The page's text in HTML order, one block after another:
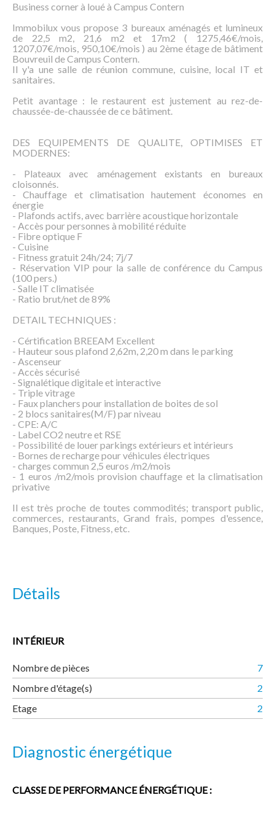
Business corner à loué à Campus Contern
Immobilux vous propose 3 bureaux aménagés et lumineux
de 22,5 m2, 21,6 m2 et 17m2 ( 1275,46€/mois,
1207,07€/mois, 950,10€/mois ) au 2ème étage de bâtiment
Bouvreuil de Campus Contern.
Il y'a une salle de réunion commune, cuisine, local IT et
sanitaires.
Petit avantage : le restaurent est justement au rez-de-
chaussée-de-chaussée de ce bâtiment.
DES EQUIPEMENTS DE QUALITE, OPTIMISES ET
MODERNES:
- Plateaux avec aménagement existants en bureaux
cloisonnés.
- Chauffage et climatisation hautement économes en
énergie
- Plafonds actifs, avec barrière acoustique horizontale
- Accès pour personnes à mobilité réduite
- Fibre optique F
- Cuisine
- Fitness gratuit 24h/24; 7j/7
- Réservation VIP pour la salle de conférence du Campus
(100 pers.)
- Salle IT climatisée
- Ratio brut/net de 89%
DETAIL TECHNIQUES :
- Cértification BREEAM Excellent
- Hauteur sous plafond 2,62m, 2,20 m dans le parking
- Ascenseur
- Accès sécurisé
- Signalétique digitale et interactive
- Triple vitrage
- Faux planchers pour installation de boites de sol
- 2 blocs sanitaires(M/F) par niveau
- CPE: A/C
- Label CO2 neutre et RSE
- Possibilité de louer parkings extérieurs et intérieurs
- Bornes de recharge pour véhicules électriques
- charges commun 2,5 euros /m2/mois
- 1 euros /m2/mois provision chauffage et la climatisation
privative
Il est très proche de toutes commodités; transport public,
commerces, restaurants, Grand frais, pompes d'essence,
Banques, Poste, Fitness, etc.
Détails
INTÉRIEUR
Nombre de pièces
7
Nombre d'étage(s)
2
Etage
2
Diagnostic énergétique
CLASSE DE PERFORMANCE ÉNERGÉTIQUE :